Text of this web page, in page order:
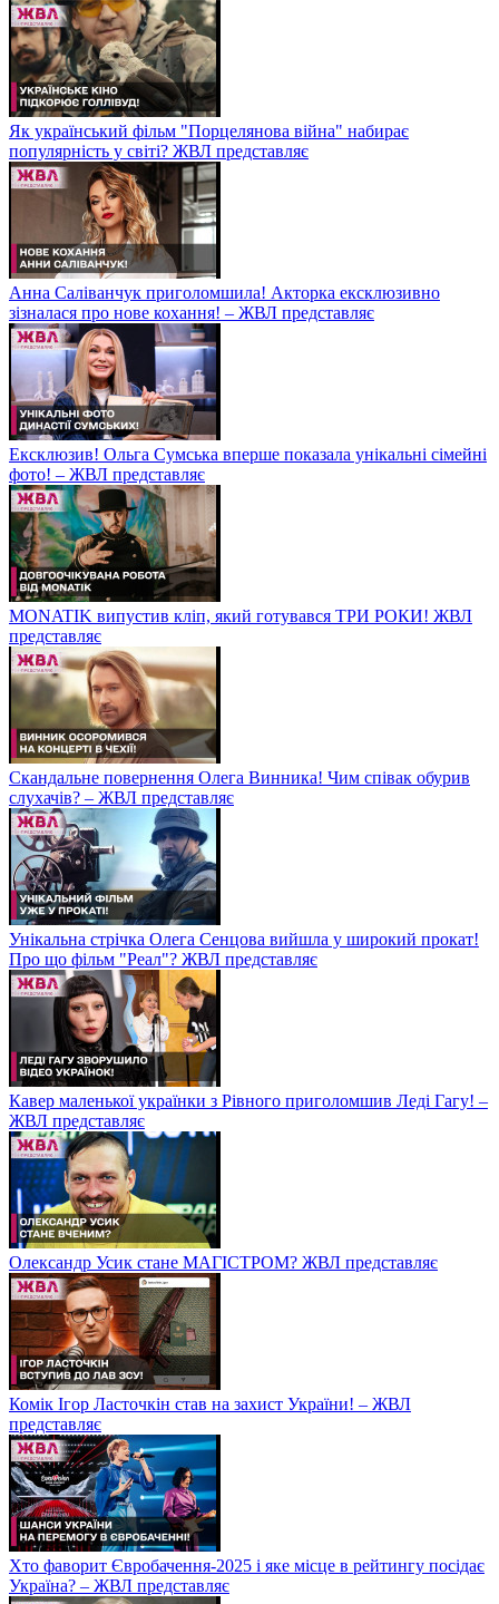
Як український фільм "Порцелянова війна" набирає
популярність у світі? ЖВЛ представляє
Анна Саліванчук приголомшила! Акторка ексклюзивно
зізналася про нове кохання! – ЖВЛ представляє
Ексклюзив! Ольга Сумська вперше показала унікальні сімейні
фото! – ЖВЛ представляє
MONATIK випустив кліп, який готувався ТРИ РОКИ! ЖВЛ
представляє
Скандальне повернення Олега Винника! Чим співак обурив
слухачів? – ЖВЛ представляє
Унікальна стрічка Олега Сенцова вийшла у широкий прокат!
Про що фільм "Реал"? ЖВЛ представляє
Кавер маленької українки з Рівного приголомшив Леді Гагу! –
ЖВЛ представляє
Олександр Усик стане МАГІСТРОМ? ЖВЛ представляє
Комік Ігор Ласточкін став на захист України! – ЖВЛ
представляє
Хто фаворит Євробачення-2025 і яке місце в рейтингу посідає
Україна? – ЖВЛ представляє